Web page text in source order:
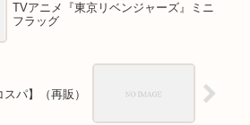
TVアニメ『東京リベンジャーズ』ミニ
フラッグ
パ】（再販）